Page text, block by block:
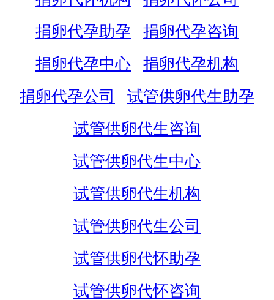
捐卵代孕助孕
捐卵代孕咨询
捐卵代孕中心
捐卵代孕机构
捐卵代孕公司
试管供卵代生助孕
试管供卵代生咨询
试管供卵代生中心
试管供卵代生机构
试管供卵代生公司
试管供卵代怀助孕
试管供卵代怀咨询